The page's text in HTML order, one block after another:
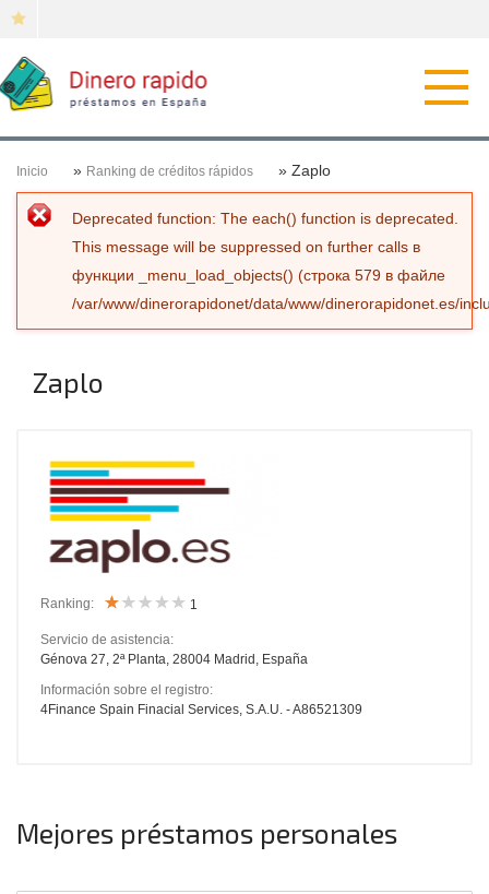
Inicio » Ranking de créditos rápidos » Zaplo
Сообщение об ошибке
Deprecated function: The each() function is deprecated.
This message will be suppressed on further calls в
функции
_menu_load_objects() (строка 579 в файле
/var/www/dinerorapidonet/data/www/dinerorapidonet.es/
Zaplo
Ranking: 1
Servicio de asistencia:
Génova 27, 2ª Planta, 28004 Madrid, España
Información sobre el registro:
4Finance Spain Finacial Services, S.A.U. - A86521309
Mejores préstamos personales